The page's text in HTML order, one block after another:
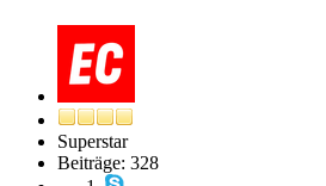
Superstar
Beiträge: 328